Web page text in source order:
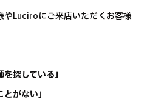
やLuciroにご来店いただくお客様
探している」
がない」